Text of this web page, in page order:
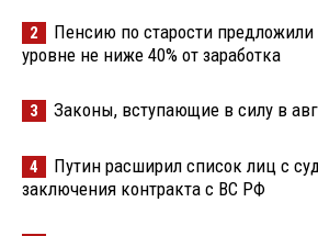
2
Пенсию по старости предложили
уровне не ниже 40% от заработка
3 Законы, вступающие в силу в
4
Путин расширил список лиц с
заключения контракта с ВС РФ